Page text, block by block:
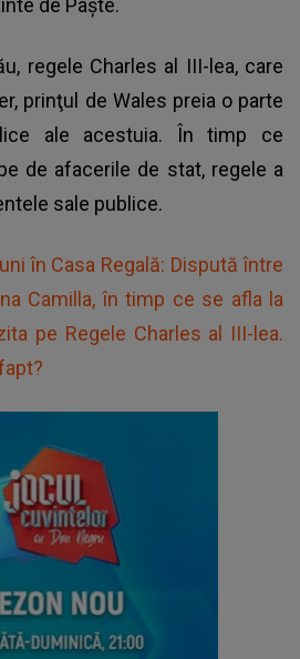
de Paşte.
regele Charles al III-lea, care
prinţul de Wales preia o parte
ale acestuia. În timp ce
de afacerile de stat, regele a
sale publice.
în Casa Regală: Dispută între
Camilla, în timp ce se afla la
pe Regele Charles al III-lea.